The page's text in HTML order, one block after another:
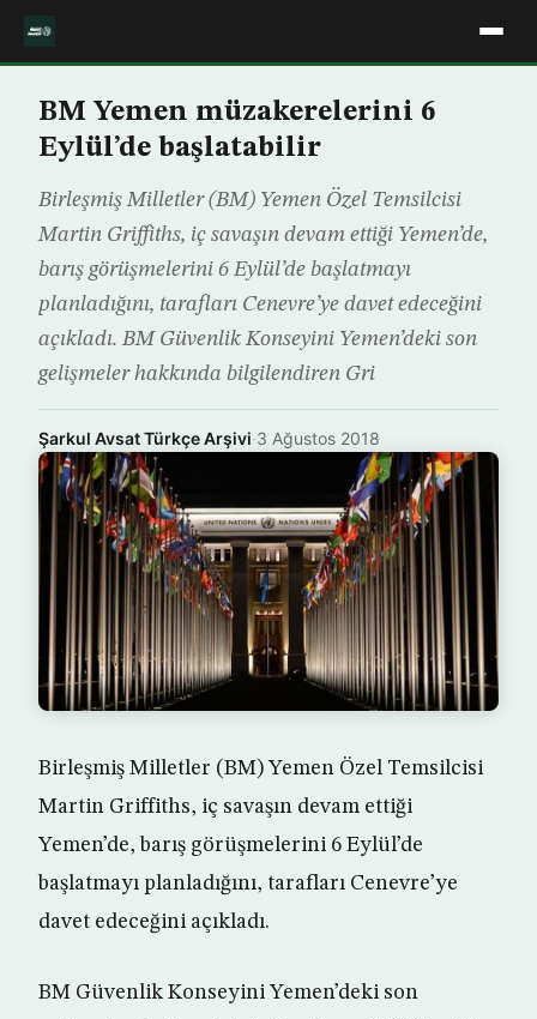
BM Yemen müzakerelerini 6
Eylül’de başlatabilir
Birleşmiş Milletler (BM) Yemen Özel Temsilcisi
Martin Griffiths, iç savaşın devam ettiği Yemen’de,
barış görüşmelerini 6 Eylül’de başlatmayı
planladığını, tarafları Cenevre’ye davet edeceğini
açıkladı. BM Güvenlik Konseyini Yemen’deki son
gelişmeler hakkında bilgilendiren Gri
Şarkul Avsat Türkçe Arşivi·3 Ağustos 2018
Birleşmiş Milletler (BM) Yemen Özel Temsilcisi
Martin Griffiths, iç savaşın devam ettiği
Yemen’de, barış görüşmelerini 6 Eylül’de
başlatmayı planladığını, tarafları Cenevre’ye
davet edeceğini açıkladı.
BM Güvenlik Konseyini Yemen’deki son